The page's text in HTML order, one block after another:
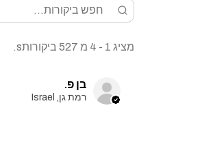
מציג 1 - 4 מ 527 ביקורותs.
בן פ.
רמת גן, Israel